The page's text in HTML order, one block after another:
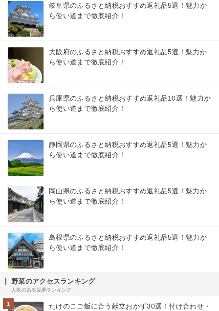
岐阜県のふるさと納税おすすめ返礼品5選！魅力か
ら使い道まで徹底紹介！
大阪府のふるさと納税おすすめ返礼品5選！魅力か
ら使い道まで徹底紹介！
兵庫県のふるさと納税おすすめ返礼品10選！魅力か
ら使い道まで徹底紹介！
静岡県のふるさと納税おすすめ返礼品5選！魅力か
ら使い道まで徹底紹介！
岡山県のふるさと納税おすすめ返礼品5選！魅力か
ら使い道まで徹底紹介！
島根県のふるさと納税おすすめ返礼品5選！魅力か
ら使い道まで徹底紹介！
野菜のアクセスランキング
人気のある記事ランキング
1
たけのこご飯に合う献立おかず30選！付け合わせ・